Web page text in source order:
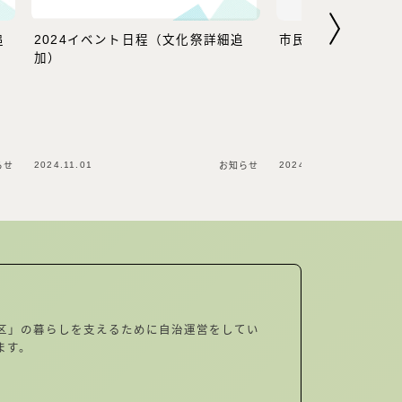
せ
2024イベント日程（文化祭詳細追
加）
2024.11.01 お知らせ
市民清掃のお知らせ
2024.06.30
の暮らしを支えるために自治運営をしてい
。